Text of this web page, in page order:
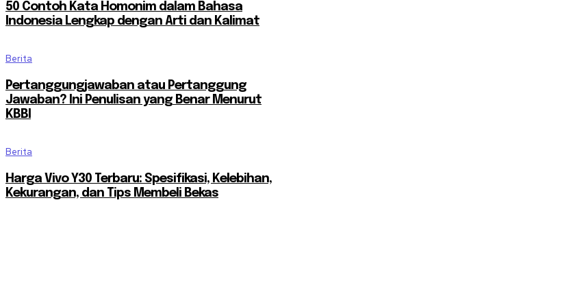
50 Contoh Kata Homonim dalam Bahasa
Indonesia Lengkap dengan Arti dan Kalimat
Berita
Pertanggungjawaban atau Pertanggung
Jawaban? Ini Penulisan yang Benar Menurut
KBBI
Berita
Harga Vivo Y30 Terbaru: Spesifikasi, Kelebihan,
Kekurangan, dan Tips Membeli Bekas